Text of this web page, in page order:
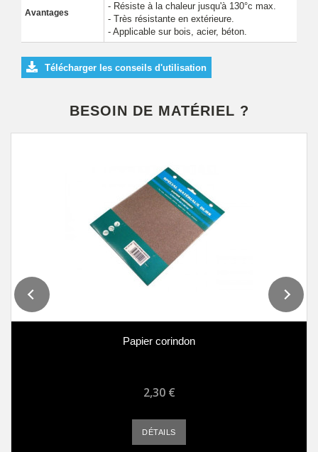
Avantages
- Résiste à la chaleur jusqu'à 130°c max.
- Très résistante en extérieure.
- Applicable sur bois, acier, béton.
Télécharger les conseils d'utilisation
BESOIN DE MATÉRIEL ?
Papier corindon
2,30 €
DÉTAILS